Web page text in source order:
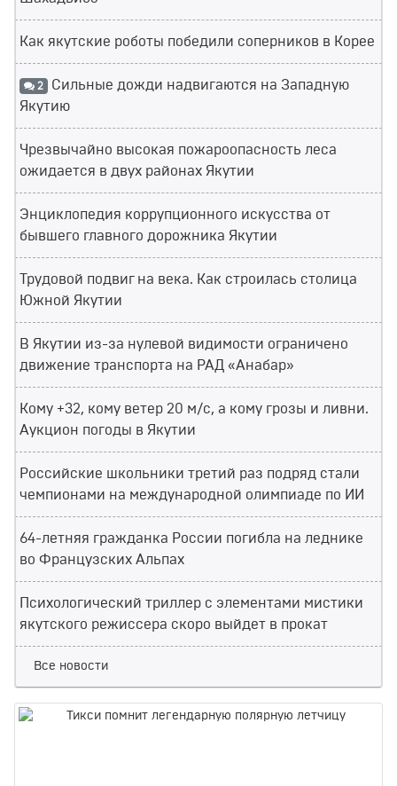
Как якутские роботы победили соперников в Корее
2 Сильные дожди надвигаются на Западную
Якутию
Чрезвычайно высокая пожароопасность леса
ожидается в двух районах Якутии
Энциклопедия коррупционного искусства от
бывшего главного дорожника Якутии
Трудовой подвиг на века. Как строилась столица
Южной Якутии
В Якутии из-за нулевой видимости ограничено
движение транспорта на РАД «Анабар»
Кому +32, кому ветер 20 м/с, а кому грозы и ливни.
Аукцион погоды в Якутии
Российские школьники третий раз подряд стали
чемпионами на международной олимпиаде по ИИ
64-летняя гражданка России погибла на леднике
во Французских Альпах
Психологический триллер с элементами мистики
якутского режиссера скоро выйдет в прокат
Все новости